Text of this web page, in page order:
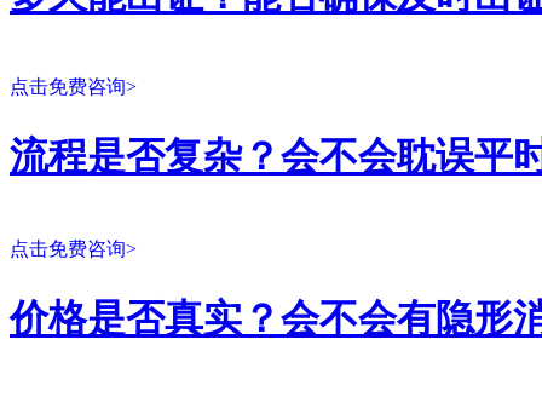
点击免费咨询>
流程是否复杂？会不会耽误平
点击免费咨询>
价格是否真实？会不会有隐形